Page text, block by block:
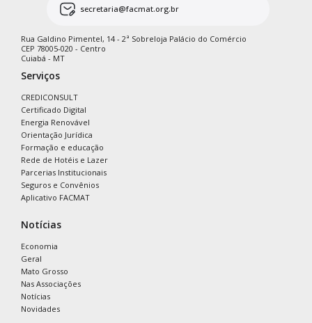
secretaria@facmat.org.br
Rua Galdino Pimentel, 14 - 2ª Sobreloja Palácio do Comércio
CEP 78005-020 - Centro
Cuiabá - MT
Serviços
CREDICONSULT
Certificado Digital
Energia Renovável
Orientação Jurídica
Formação e educação
Rede de Hotéis e Lazer
Parcerias Institucionais
Seguros e Convênios
Aplicativo FACMAT
Notícias
Economia
Geral
Mato Grosso
Nas Associações
Notícias
Novidades